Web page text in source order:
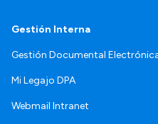
Gestión Interna
Gestión Documental
Mi Legajo DPA
Webmail Intranet